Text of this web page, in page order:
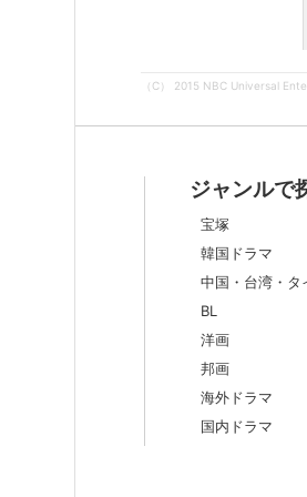
（C） 2015 NBC Universal
ジャンルで
宝塚
韓国ドラマ
中国・台湾・タ
BL
洋画
邦画
海外ドラマ
国内ドラマ